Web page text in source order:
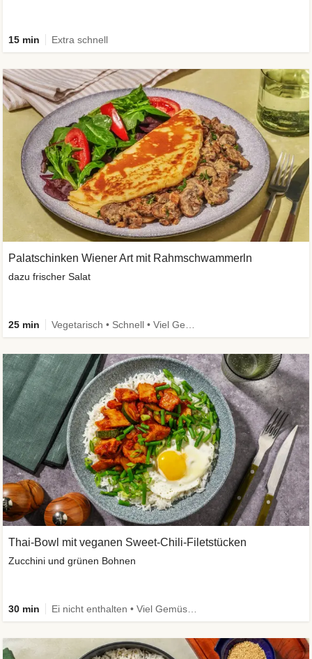
15 min Extra schnell
Palatschinken Wiener Art mit Rahmschwammerln
dazu frischer Salat
25 min
Thai-Bowl mit veganen Sweet-Chili-Filetstücken
Zucchini und grünen Bohnen
30 min